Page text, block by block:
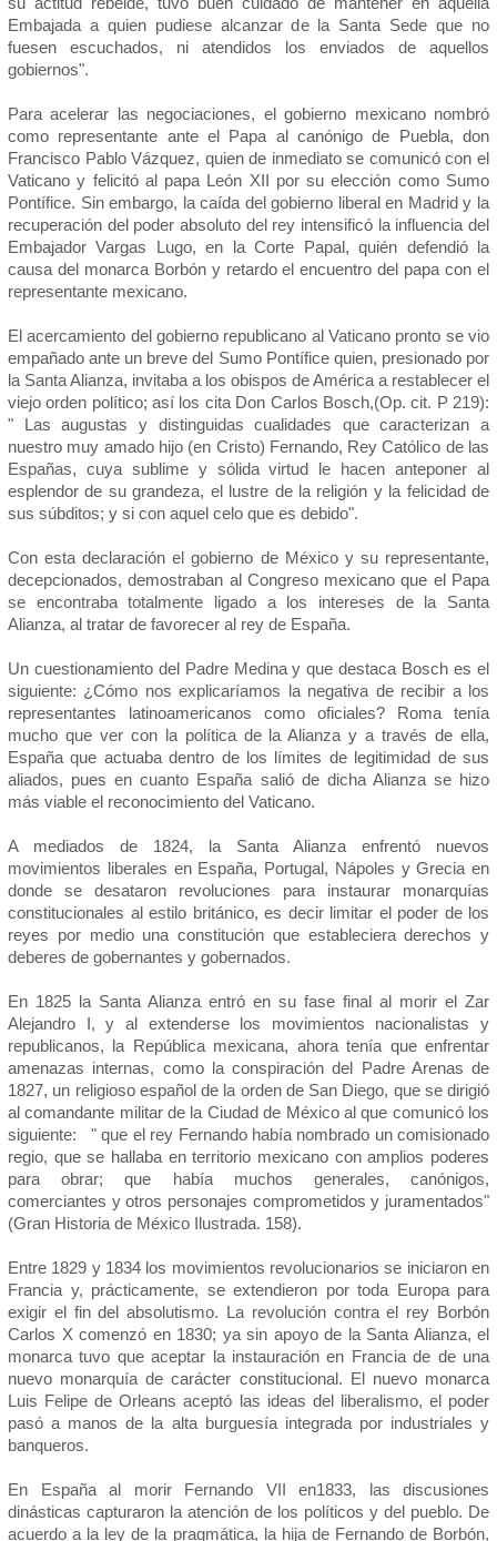
Embajada a quien pudiese alcanzar de la Santa Sede que no
fuesen escuchados, ni atendidos los enviados de aquellos
gobiernos".
Para acelerar las negociaciones, el gobierno mexicano nombró
como representante ante el Papa al canónigo de Puebla, don
Francisco Pablo Vázquez, quien de inmediato se comunicó con el
Vaticano y felicitó al papa León XII por su elección como Sumo
Pontífice. Sin embargo, la caída del gobierno liberal en Madrid y la
recuperación del poder absoluto del rey intensificó la influencia del
Embajador Vargas Lugo, en la Corte Papal, quién defendió la
causa del monarca Borbón y retardo el encuentro del papa con el
representante mexicano.
El acercamiento del gobierno republicano al Vaticano pronto se vio
empañado ante un breve del Sumo Pontífice quien, presionado por
la Santa Alianza, invitaba a los obispos de América a restablecer el
viejo orden político; así los cita Don Carlos Bosch,(Op. cit. P 219):
" Las augustas y distinguidas cualidades que caracterizan a
nuestro muy amado hijo (en Cristo) Fernando, Rey Católico de las
Españas, cuya sublime y sólida virtud le hacen anteponer al
esplendor de su grandeza, el lustre de la religión y la felicidad de
sus súbditos; y si con aquel celo que es debido".
Con esta declaración el gobierno de México y su representante,
decepcionados, demostraban al Congreso mexicano que el Papa
se encontraba totalmente ligado a los intereses de la Santa
Alianza, al tratar de favorecer al rey de España.
Un cuestionamiento del Padre Medina y que destaca Bosch es el
siguiente: ¿Cómo nos explicaríamos la negativa de recibir a los
representantes latinoamericanos como oficiales? Roma tenía
mucho que ver con la política de la Alianza y a través de ella,
España que actuaba dentro de los límites de legitimidad de sus
aliados, pues en cuanto España salió de dicha Alianza se hizo
más viable el reconocimiento del Vaticano.
A mediados de 1824, la Santa Alianza enfrentó nuevos
movimientos liberales en España, Portugal, Nápoles y Grecia en
donde se desataron revoluciones para instaurar monarquías
constitucionales al estilo británico, es decir limitar el poder de los
reyes por medio una constitución que estableciera derechos y
deberes de gobernantes y gobernados.
En 1825 la Santa Alianza entró en su fase final al morir el Zar
Alejandro I, y al extenderse los movimientos nacionalistas y
republicanos, la República mexicana, ahora tenía que enfrentar
amenazas internas, como la conspiración del Padre Arenas de
1827, un religioso español de la orden de San Diego, que se dirigió
al comandante militar de la Ciudad de México al que comunicó los
siguiente: " que el rey Fernando había nombrado un comisionado
regio, que se hallaba en territorio mexicano con amplios poderes
para obrar; que había muchos generales, canónigos,
comerciantes y otros personajes comprometidos y juramentados"
(Gran Historia de México Ilustrada. 158).
Entre 1829 y 1834 los movimientos revolucionarios se iniciaron en
Francia y, prácticamente, se extendieron por toda Europa para
exigir el fin del absolutismo. La revolución contra el rey Borbón
Carlos X comenzó en 1830; ya sin apoyo de la Santa Alianza, el
monarca tuvo que aceptar la instauración en Francia de de una
nuevo monarquía de carácter constitucional. El nuevo monarca
Luis Felipe de Orleans aceptó las ideas del liberalismo, el poder
pasó a manos de la alta burguesía integrada por industriales y
banqueros.
En España al morir Fernando VII en1833, las discusiones
dinásticas capturaron la atención de los políticos y del pueblo. De
acuerdo a la ley de la pragmática, la hija de Fernando de Borbón,